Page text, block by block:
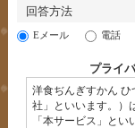
回答方法
Eメール 電話
プライ